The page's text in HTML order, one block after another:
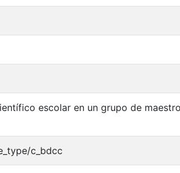
escolar en un grupo de
c_bdcc